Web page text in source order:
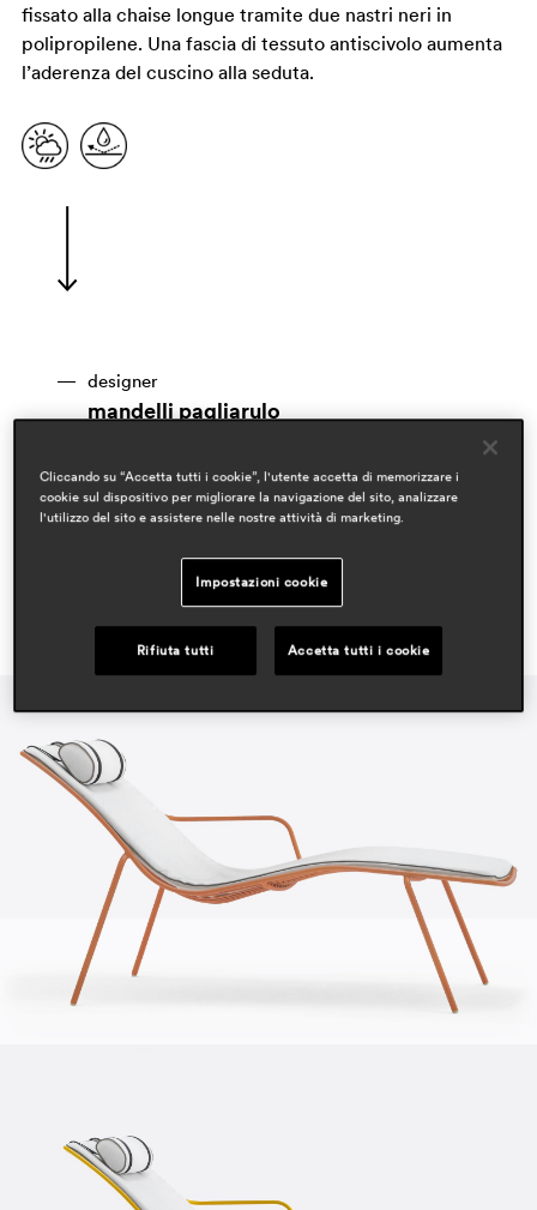
fissato alla chaise longue tramite due nastri neri in
polipropilene. Una fascia di tessuto antiscivolo aumenta
l’aderenza del cuscino alla seduta.
designer
mandelli pagliarulo
outdoor
Cliccando su “Accetta tutti i cookie”, l'utente accetta di memorizzare i
cookie sul dispositivo per migliorare la navigazione del sito, analizzare
l'utilizzo del sito e assistere nelle nostre attività di marketing.
Impostazioni cookie
Rifiuta tutti Accetta tutti i cookie